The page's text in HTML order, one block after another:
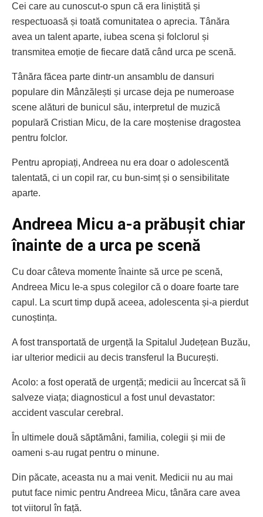
Cei care au cunoscut-o spun că era liniștită și
respectuoasă și toată comunitatea o aprecia. Tânăra
avea un talent aparte, iubea scena și folclorul și
transmitea emoție de fiecare dată când urca pe scenă.
Tânăra făcea parte dintr-un ansamblu de dansuri
populare din Mânzălești și urcase deja pe numeroase
scene alături de bunicul său, interpretul de muzică
populară Cristian Micu, de la care moștenise dragostea
pentru folclor.
Pentru apropiați, Andreea nu era doar o adolescentă
talentată, ci un copil rar, cu bun-simț și o sensibilitate
aparte.
Andreea Micu a-a prăbușit chiar
înainte de a urca pe scenă
Cu doar câteva momente înainte să urce pe scenă,
Andreea Micu le-a spus colegilor că o doare foarte tare
capul. La scurt timp după aceea, adolescenta și-a pierdut
cunoștința.
A fost transportată de urgență la Spitalul Județean Buzău,
iar ulterior medicii au decis transferul la București.
Acolo: a fost operată de urgență; medicii au încercat să îi
salveze viața; diagnosticul a fost unul devastator:
accident vascular cerebral.
În ultimele două săptămâni, familia, colegii și mii de
oameni s-au rugat pentru o minune.
Din păcate, aceasta nu a mai venit. Medicii nu au mai
putut face nimic pentru Andreea Micu, tânăra care avea
tot viitorul în față.